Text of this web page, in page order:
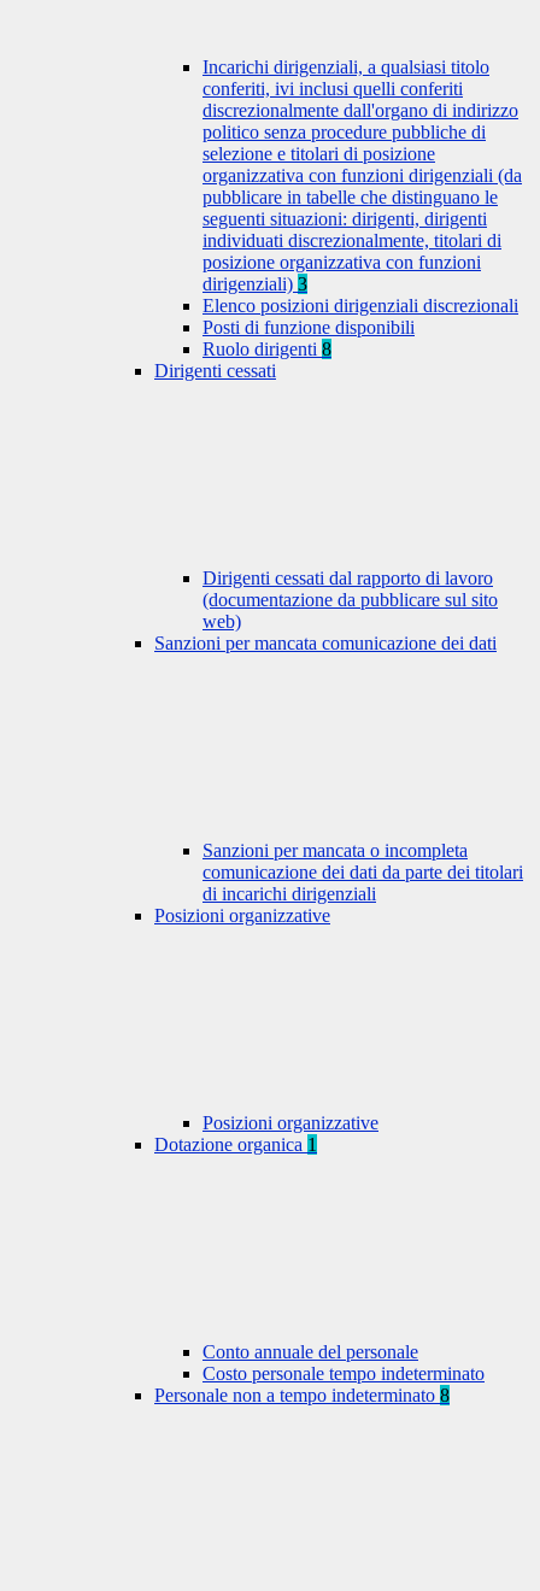
Incarichi dirigenziali, a qualsiasi titolo
conferiti, ivi inclusi quelli conferiti
discrezionalmente dall'organo di indirizzo
politico senza procedure pubbliche di
selezione e titolari di posizione
organizzativa con funzioni dirigenziali (da
pubblicare in tabelle che distinguano le
seguenti situazioni: dirigenti, dirigenti
individuati discrezionalmente, titolari di
posizione organizzativa con funzioni
dirigenziali) 3
Elenco posizioni dirigenziali discrezionali
Posti di funzione disponibili
Ruolo dirigenti 8
Dirigenti cessati
Dirigenti cessati dal rapporto di lavoro
(documentazione da pubblicare sul sito
web)
Sanzioni per mancata comunicazione dei dati
Sanzioni per mancata o incompleta
comunicazione dei dati da parte dei titolari
di incarichi dirigenziali
Posizioni organizzative
Posizioni organizzative
Dotazione organica 1
Conto annuale del personale
Costo personale tempo indeterminato
Personale non a tempo indeterminato 8